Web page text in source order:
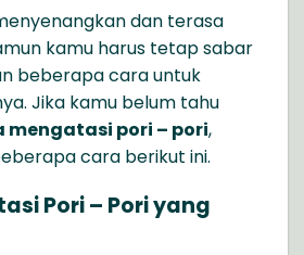
dan terasa
kamu harus tetap sabar
beberapa cara untuk
Jika kamu belum tahu
mengatasi pori – pori,
cara berikut ini.
Pori – Poriyang